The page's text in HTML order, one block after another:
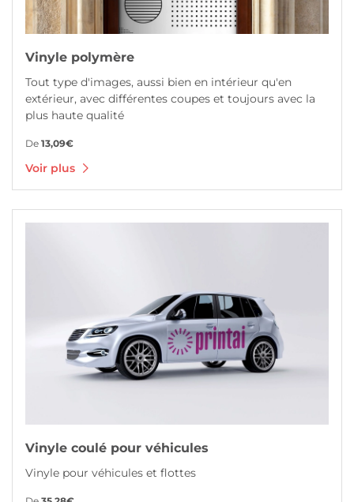
Vinyle polymère
Tout type d'images, aussi bien en intérieur qu'en
extérieur, avec différentes coupes et toujours avec la
plus haute qualité
De 13,09€
Voir plus
Vinyle coulé pour véhicules
Vinyle pour véhicules et flottes